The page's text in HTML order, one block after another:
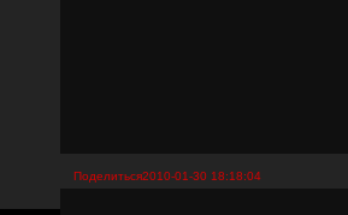
Поделиться2010-01-30 18:18:04